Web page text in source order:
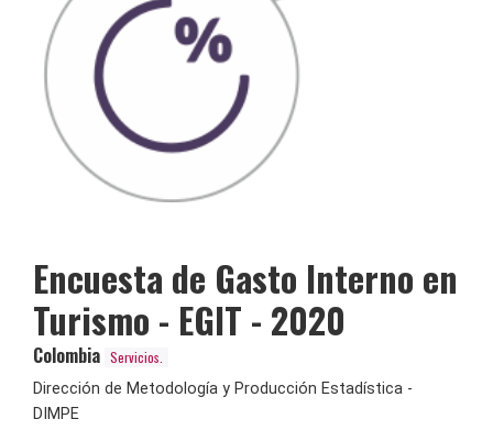
Encuesta de Gasto Interno en
Turismo - EGIT - 2020
Colombia Servicios.
Dirección de Metodología y Producción Estadística -
DIMPE